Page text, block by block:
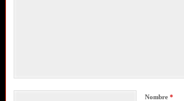
Nombre *